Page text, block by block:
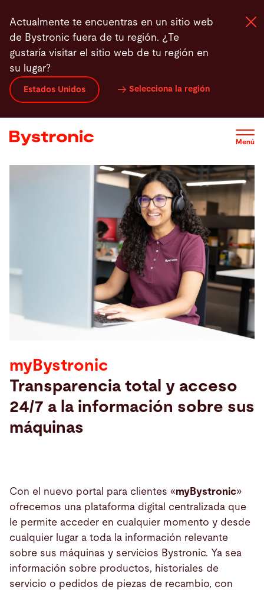
contenido
principal
Actualmente te encuentras en un sitio web
de Bystronic fuera de tu región. ¿Te
gustaría visitar el sitio web de tu región en
su lugar?
Estados Unidos Selecciona la región
Menú
Máquinas y Software
Servicios
myBystronic
Transparencia total y acceso
24/7 a la información sobre sus
máquinas
Con el nuevo portal para clientes «myBystronic»
ofrecemos una plataforma digital centralizada que
le permite acceder en cualquier momento y desde
cualquier lugar a toda la información relevante
sobre sus máquinas y servicios Bystronic. Ya sea
información sobre productos, historiales de
servicio o pedidos de piezas de recambio, con